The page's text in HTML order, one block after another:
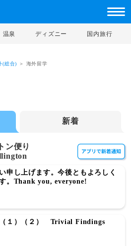
温泉 ディズニー 国内旅行
(総合) ＞ 海外留学
新着
ン便り
申し上げます。今後ともよろしく
。Thank you, everyone!
（１）（２） Trivial Findings